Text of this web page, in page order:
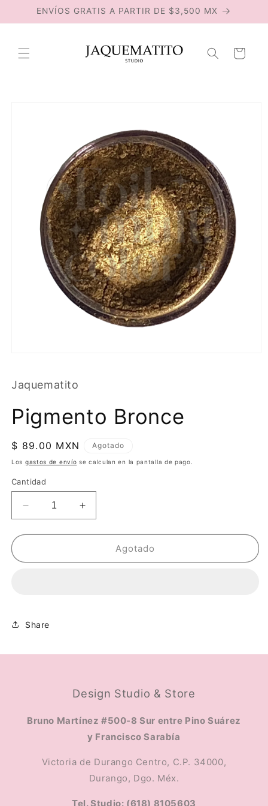
directamente
al contenido
ENVÍOS GRATIS A PARTIR DE $3,500 MX
Carrito
Jaquematito
Pigmento Bronce
Precio
habitual
$ 89.00 MXN Agotado
Los gastos de envío se calculan en la pantalla de pago.
Cantidad
Reducir
cantidad
para
Bronce
Aumentar
cantidad
para
Pigmento
Bronce
Agotado
Share
Design Studio & Store
Bruno Martínez #500-8 Sur entre Pino Suárez
y Francisco Sarabía
Victoria de Durango Centro, C.P. 34000,
Durango, Dgo. Méx.
Tel. Studio: (618) 8105603